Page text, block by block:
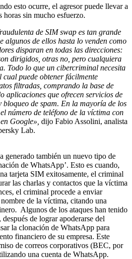
esto ocurre, el agresor puede llevar a
horas sin mucho esfuerzo.
de SIM swap es tan grande
algunos de ellos hasta lo venden como
disparan en todas las direcciones:
dirigidos, otras no, pero cualquiera
Todo lo que un cibercriminal necesita
cual puede obtener fácilmente
filtradas, comprando la base de
aplicaciones que ofrecen servicios de
de spam. En la mayoría de los
número de teléfono de la víctima con
Google», dijo Fabio Assolini, analista
Lab.
generado también un nuevo tipo de
de WhatsApp’. Esto es cuando,
tarjeta SIM exitosamente, el criminal
las charlas y contactos que la víctima
el criminal procede a enviar
de la víctima, citando una
Algunos de los ataques han tenido
de lograr apoderarse del
la clonación de WhatsApp para
financiero de su empresa. Este
de correos corporativos (BEC, por
una cuenta de WhatsApp.